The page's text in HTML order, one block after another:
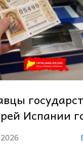
Испании